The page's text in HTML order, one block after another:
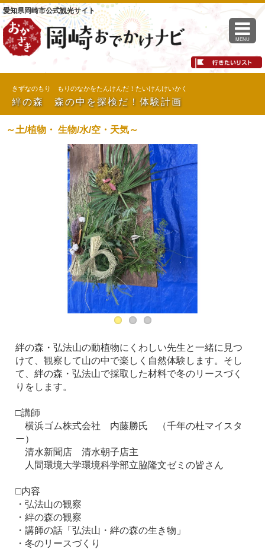
愛知県岡崎市公式観光サイト
MENU
きずなのもり もりのなかをたんけんだ！たいけんけいかく
絆の森 森の中を探検だ！体験計画
～土/植物・ 生物/水/空・天気～
絆の森・弘法山の動植物にくわしい先生と一緒に見つ
けて、観察して山の中で楽しく自然体験します。そし
て、絆の森・弘法山で採取した材料で冬のリースづく
りをします。
□講師
横浜ゴム株式会社 内藤勝氏 （千年の杜マイスタ
ー）
清水新聞店 清水朝子店主
人間環境大学環境科学部立脇隆文ゼミの皆さん
□内容
・弘法山の観察
・絆の森の観察
・講師の話「弘法山・絆の森の生き物」
・冬のリースづくり